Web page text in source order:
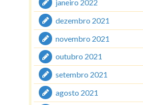
janeiro 2022
dezembro 2021
novembro 2021
outubro 2021
setembro 2021
agosto 2021